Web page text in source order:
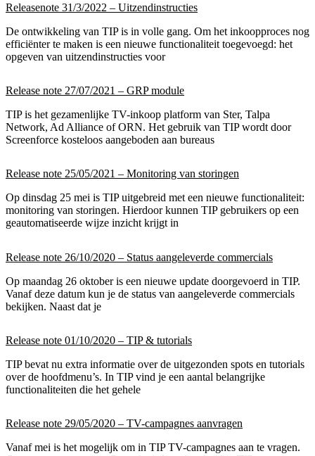
Releasenote 31/3/2022 – Uitzendinstructies
De ontwikkeling van TIP is in volle gang. Om het inkoopproces nog
efficiënter te maken is een nieuwe functionaliteit toegevoegd: het
opgeven van uitzendinstructies voor
Release note 27/07/2021 – GRP module
TIP is het gezamenlijke TV-inkoop platform van Ster, Talpa
Network, Ad Alliance of ORN. Het gebruik van TIP wordt door
Screenforce kosteloos aangeboden aan bureaus
Release note 25/05/2021 – Monitoring van storingen
Op dinsdag 25 mei is TIP uitgebreid met een nieuwe functionaliteit:
monitoring van storingen. Hierdoor kunnen TIP gebruikers op een
geautomatiseerde wijze inzicht krijgt in
Release note 26/10/2020 – Status aangeleverde commercials
Op maandag 26 oktober is een nieuwe update doorgevoerd in TIP.
Vanaf deze datum kun je de status van aangeleverde commercials
bekijken. Naast dat je
Release note 01/10/2020 – TIP & tutorials
TIP bevat nu extra informatie over de uitgezonden spots en tutorials
over de hoofdmenu’s. In TIP vind je een aantal belangrijke
functionaliteiten die het gehele
Release note 29/05/2020 – TV-campagnes aanvragen
Vanaf mei is het mogelijk om in TIP TV-campagnes aan te vragen.